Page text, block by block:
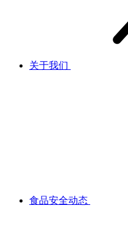
关于我们
食品安全动态